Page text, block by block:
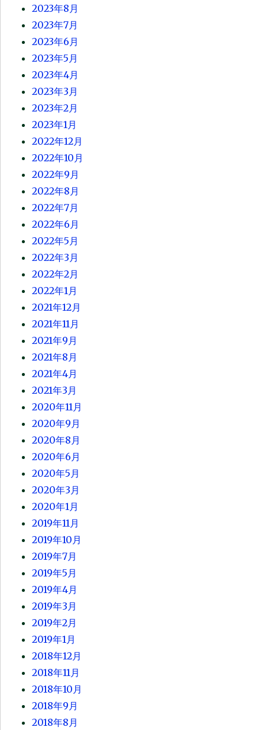
2023年8月
2023年7月
2023年6月
2023年5月
2023年4月
2023年3月
2023年2月
2023年1月
2022年12月
2022年10月
2022年9月
2022年8月
2022年7月
2022年6月
2022年5月
2022年3月
2022年2月
2022年1月
2021年12月
2021年11月
2021年9月
2021年8月
2021年4月
2021年3月
2020年11月
2020年9月
2020年8月
2020年6月
2020年5月
2020年3月
2020年1月
2019年11月
2019年10月
2019年7月
2019年5月
2019年4月
2019年3月
2019年2月
2019年1月
2018年12月
2018年11月
2018年10月
2018年9月
2018年8月